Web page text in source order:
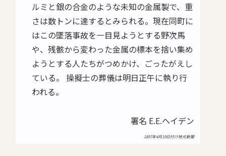
ルミと銀の合金のような未知の金属製で、重
さは数トンに達するとみられる。現在同町に
はこの墜落事故を一目見ようとする野次馬
や、残骸から変わった金属の標本を捨い集め
ようとする人たちがつめかけ、ごったがえし
ている。 操擬士の葬儀は明日正午に執り行
われる。
署名 E.E.ヘイデン
1897年4月19日付け地元新聞